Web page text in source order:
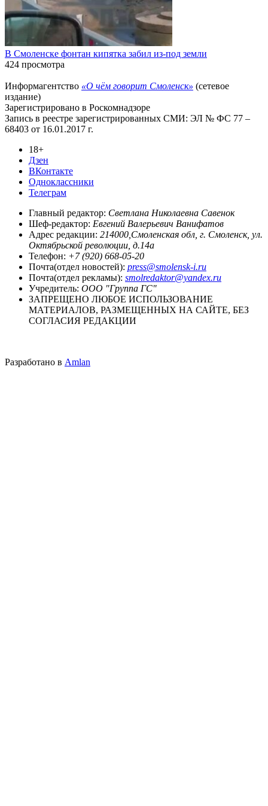
В Смоленске фонтан кипятка забил из-под земли
424 просмотра
Информагентство «О чём говорит Смоленск» (сетевое
издание)
Зарегистрировано в Роскомнадзоре
Запись в реестре зарегистрированных СМИ: ЭЛ № ФС 77 –
68403 от 16.01.2017 г.
18+
Дзен
ВКонтакте
Одноклассники
Телеграм
Главный редактор: Светлана Николаевна Савенок
Шеф-редактор: Евгений Валерьевич Ванифатов
Адрес редакции: 214000,Смоленская обл, г. Смоленск, ул.
Октябрьской революции, д.14а
Телефон: +7 (920) 668-05-20
Почта(отдел новостей): press@smolensk-i.ru
Почта(отдел рекламы): smolredaktor@yandex.ru
Учредитель: ООО "Группа ГС"
ЗАПРЕЩЕНО ЛЮБОЕ ИСПОЛЬЗОВАНИЕ
МАТЕРИАЛОВ, РАЗМЕЩЕННЫХ НА САЙТЕ, БЕЗ
СОГЛАСИЯ РЕДАКЦИИ
Разработано в Amlan